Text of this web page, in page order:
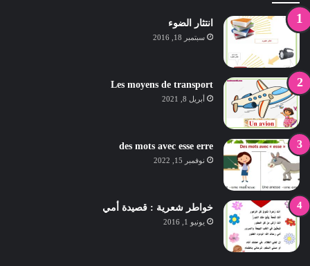
انتثار الضوء
سبتمبر 18, 2016
Les moyens de transport
أبريل 8, 2021
des mots avec esse erre
نوفمبر 15, 2022
خواطر شعرية : قصيدة أمي
يونيو 1, 2016